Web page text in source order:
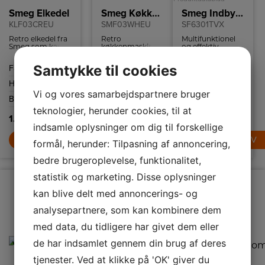
Smeg Elkedel
KLF03CREU
Retro elkedel fra
Smeg som kan
indeholde 1,7 liter
tørkogningssikring
samt autosluk
ved 100ºC.
Farve
Creme hvid
Højde
Bredde
223 mm
1.489,-
LÆG I KURV
Smeg Køkkenmaskine
SMF03WHEU
Retro
køkkenmaskine
og
sikkerhedsstop.
Farve
Hvid
Bredde 405 mm
LÆG I KURV
Smeg Indbygningsovn
SF6301TVX
Multifunktionel
og effektiv
Højde
LÆG I KURV
Samtykke til cookies
Vi og vores samarbejdspartnere bruger
teknologier, herunder cookies, til at
indsamle oplysninger om dig til forskellige
formål, herunder: Tilpasning af annoncering,
bedre brugeroplevelse, funktionalitet,
statistik og marketing. Disse oplysninger
kan blive delt med annoncerings- og
analysepartnere, som kan kombinere dem
med data, du tidligere har givet dem eller
de har indsamlet gennem din brug af deres
tjenester. Ved at klikke på 'OK' giver du